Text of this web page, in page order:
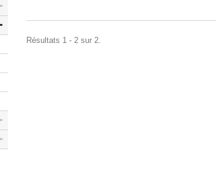
Résultats 1 - 2 sur 2.